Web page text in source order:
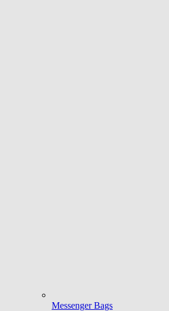
Messenger Bags